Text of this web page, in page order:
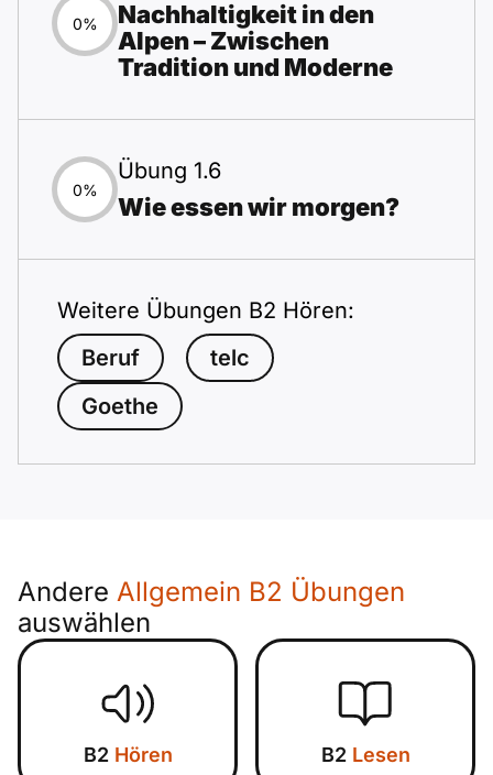
0%
Nachhaltigkeit in den
Alpen – Zwischen
Tradition und Moderne
0%
Übung 1.6
Wie essen wir morgen?
Weitere Übungen B2 Hören:
Beruf
telc
Goethe
Andere Allgemein B2 Übungen
auswählen
B2 Hören B2 Lesen